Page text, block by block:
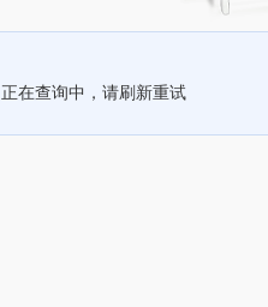
正在查询中，请刷新重试